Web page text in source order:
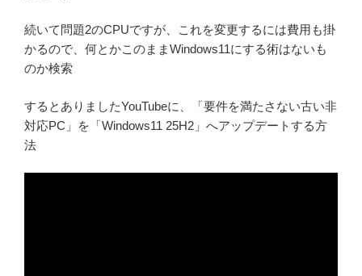
続いて問題2のCPUですが、これを変更するには費用も掛
かるので、何とかこのままWindows11にする術はないも
のか検索
するとありましたYouTubeに、「要件を満たさない古い非
対応PC」を「Windows11 25H2」へアップデートする方
法